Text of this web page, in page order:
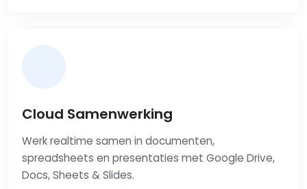
Cloud Samenwerking
Werk realtime samen in documenten,
spreadsheets en presentaties met Google Drive,
Docs, Sheets & Slides.